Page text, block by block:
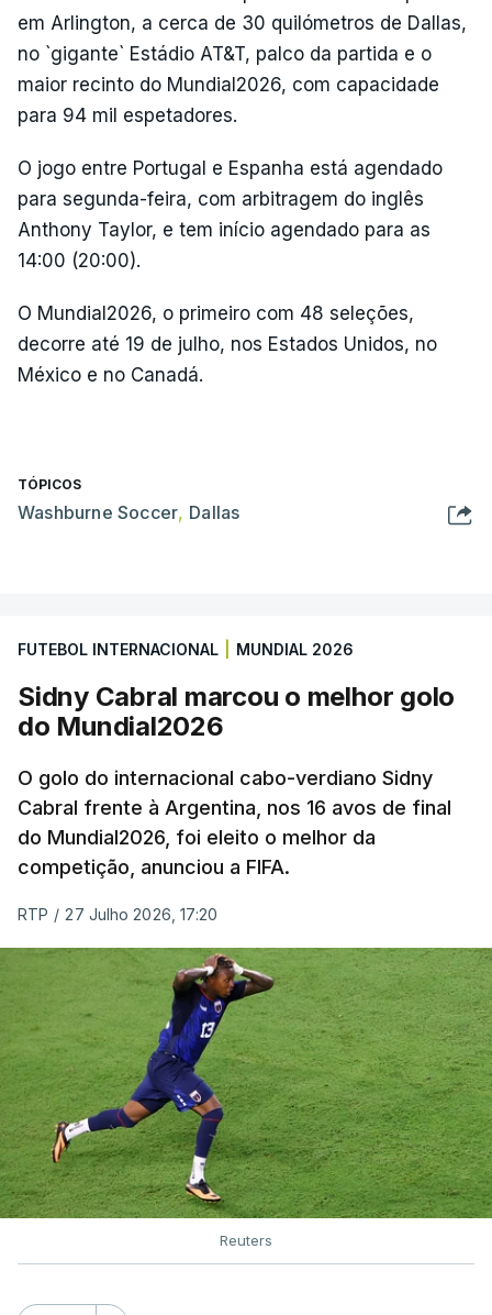
em Arlington, a cerca de 30 quilómetros de Dallas,
no `gigante` Estádio AT&T, palco da partida e o
maior recinto do Mundial2026, com capacidade
para 94 mil espetadores.
O jogo entre Portugal e Espanha está agendado
para segunda-feira, com arbitragem do inglês
Anthony Taylor, e tem início agendado para as
14:00 (20:00).
O Mundial2026, o primeiro com 48 seleções,
decorre até 19 de julho, nos Estados Unidos, no
México e no Canadá.
TÓPICOS
Washburne Soccer, Dallas
FUTEBOL INTERNACIONAL MUNDIAL 2026
Sidny Cabral marcou o melhor golo
do Mundial2026
O golo do internacional cabo-verdiano Sidny
Cabral frente à Argentina, nos 16 avos de final
do Mundial2026, foi eleito o melhor da
competição, anunciou a FIFA.
RTP / 27 Julho 2026, 17:20
Reuters